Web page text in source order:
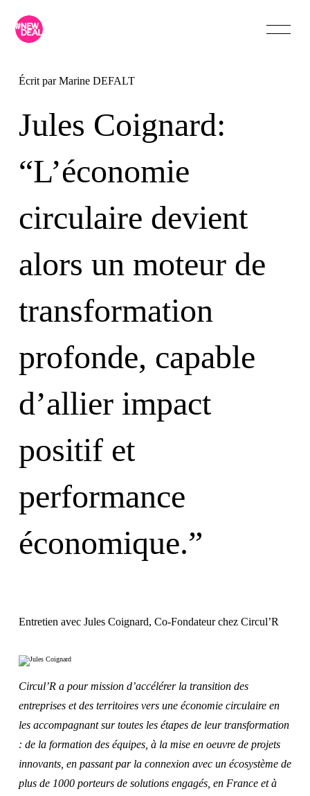
Écrit parMarine DEFALT
Jules Coignard:
“L’économie
circulaire devient
alors un moteur de
transformation
profonde, capable
d’allier impact
positif et
performance
économique.”
Entretien avec Jules Coignard, Co-Fondateur chez Circul’R
Circul’R a pour mission d’accélérer la transition des
entreprises et des territoires vers une économie circulaire en
les accompagnant sur toutes les étapes de leur transformation
: de la formation des équipes, à la mise en oeuvre de projets
innovants, en passant par la connexion avec un écosystème de
plus de 1000 porteurs de solutions engagés, en France et à